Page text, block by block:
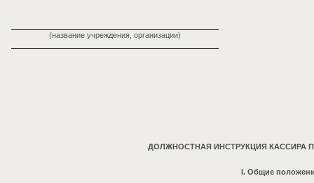
(название учреждения, организации)
ДОЛЖНОСТНАЯ ИНСТРУКЦИЯ КАССИРА
I. Общие